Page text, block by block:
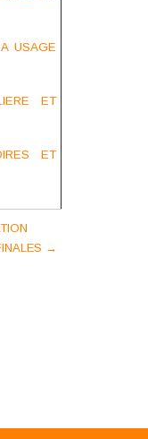
USAGE
ET
ET
→